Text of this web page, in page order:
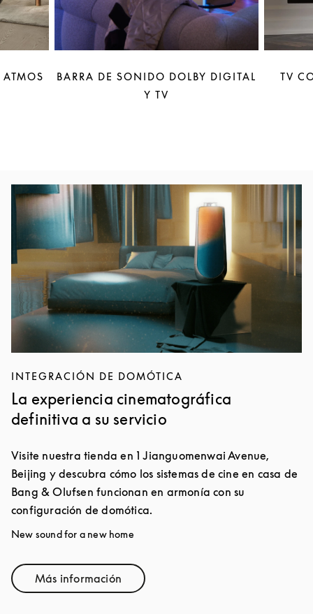
BARRA DE SONIDO DOLBY DIGITAL
Y TV
TV
Imagen del evento
INTEGRACIÓN DE DOMÓTICA
La experiencia cinematográfica
definitiva a su servicio
Visite nuestra tienda en 1 Jianguomenwai Avenue,
Beijing y descubra cómo los sistemas de cine en casa de
Bang & Olufsen funcionan en armonía con su
configuración de domótica.
New sound for a new home
Más informaciónLink Opens in New Tab